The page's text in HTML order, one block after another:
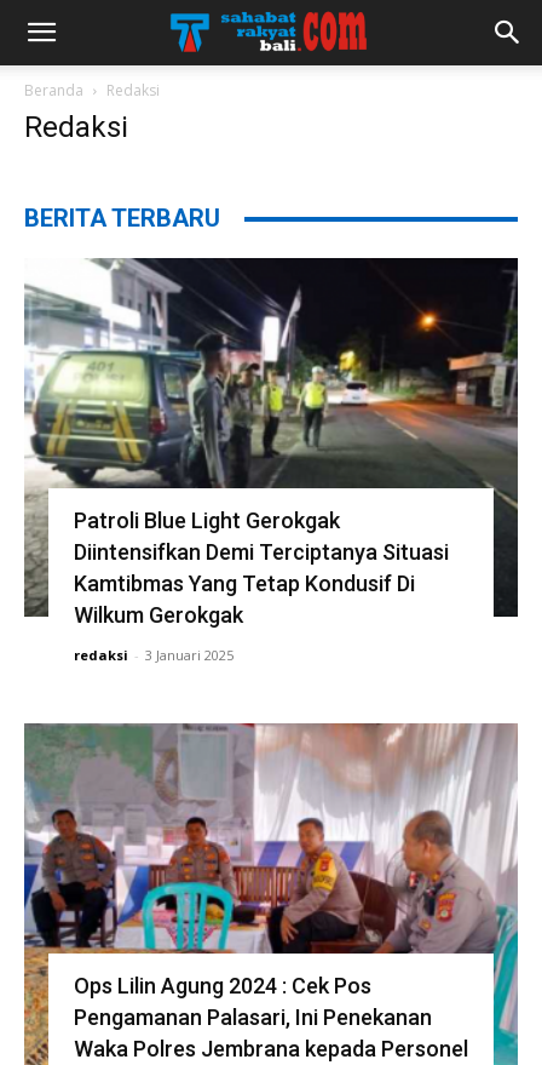
Beranda Redaksi
Redaksi
BERITA TERBARU
Patroli Blue Light Gerokgak
Diintensifkan Demi Terciptanya Situasi
Kamtibmas Yang Tetap Kondusif Di
Wilkum Gerokgak
redaksi - 3 Januari 2025
Ops Lilin Agung 2024 : Cek Pos
Pengamanan Palasari, Ini Penekanan
Waka Polres Jembrana kepada Personel